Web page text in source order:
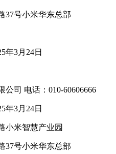
37号小米华东总部
年3月24日
司 电话：010-60606666
年3月24日
小米智慧产业园
37号小米华东总部